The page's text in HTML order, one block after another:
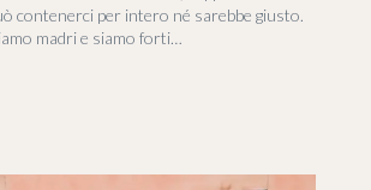
contenerci per intero né sarebbe giusto.
madri e siamo forti…